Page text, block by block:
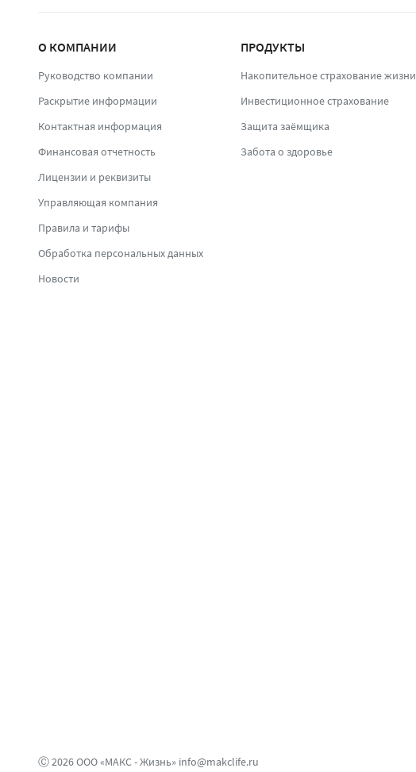
О КОМПАНИИ
Руководство компании
Раскрытие информации
Контактная информация
Финансовая отчетность
Лицензии и реквизиты
Управляющая компания
Правила и тарифы
Обработка персональных данных
Новости
ПРОДУКТЫ
Накопительное страхование жизни
Инвестиционное страхование
Защита заёмщика
Забота о здоровье
Ⓒ 2026 ООО «МАКС - Жизнь» info@makclife.ru